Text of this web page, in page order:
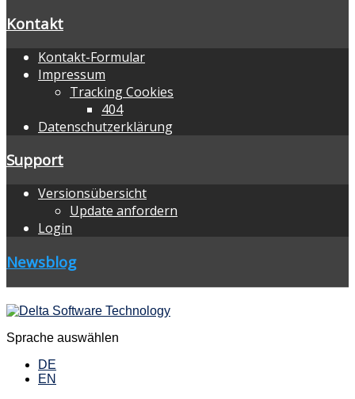
Kontakt
Kontakt-Formular
Impressum
Tracking Cookies
404
Datenschutzerklärung
Support
Versionsübersicht
Update anfordern
Login
Newsblog
Sprache auswählen
DE
EN